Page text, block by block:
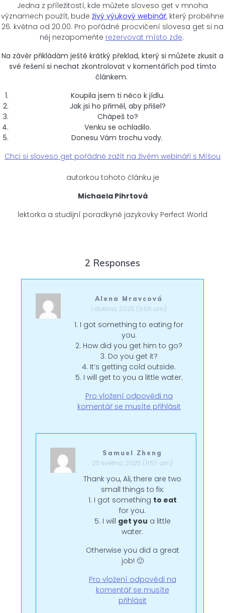
Jedna z příležitostí, kde můžete sloveso get v mnoha
významech použít, bude živý výukový webinář, který proběhne
26. května od 20:00. Pro pořádné procvičení slovesa get si na
něj nezapomeňte rezervovat místo zde.
Na závěr přikládám ještě krátký překlad, který si můžete zkusit a
své řešení si nechat zkontrolovat v komentářích pod tímto
článkem.
Koupila jsem ti něco k jídlu.
Jak jsi ho přiměl, aby přišel?
Chápeš to?
Venku se ochladilo.
Donesu Vám trochu vody.
Chci si sloveso get pořádně zažít na živém webináři s Míšou
autorkou tohoto článku je
Michaela Pihrtová
lektorka a studijní poradkyně jazykovky Perfect World
2 Responses
Alena Mravcová
1 dubna, 2025 (9:06 am)
1. I got something to eating for
you.
2. How did you get him to go?
3. Do you get it?
4. It’s getting cold outside.
5. I will get to you a little water.
Pro vložení odpovědi na
komentář se musíte přihlásit
Samuel Zheng
25 května, 2025 (11:57 am)
Thank you, Ali, there are two
small things to fix:
1. I got something to eat
for you.
5. I will get you a little
water.
Otherwise you did a great
job! 🙂
Pro vložení odpovědi na
komentář se musíte
přihlásit